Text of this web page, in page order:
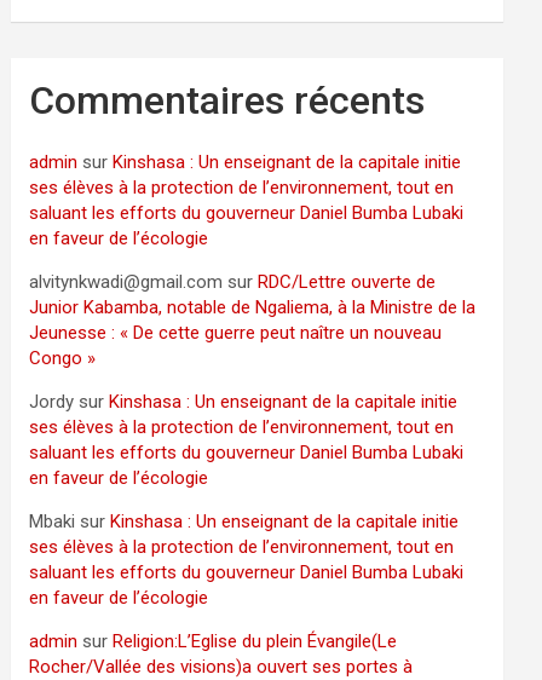
Commentaires récents
admin surKinshasa : Un enseignant de la capitale initie
ses élèves à la protection de l’environnement, tout en
saluant les efforts du gouverneur Daniel Bumba Lubaki
en faveur de l’écologie
alvitynkwadi@gmail.com surRDC/Lettre ouverte de
Junior Kabamba, notable de Ngaliema, à la Ministre de la
Jeunesse : « De cette guerre peut naître un nouveau
Congo »
Jordy surKinshasa : Un enseignant de la capitale initie
ses élèves à la protection de l’environnement, tout en
saluant les efforts du gouverneur Daniel Bumba Lubaki
en faveur de l’écologie
Mbaki surKinshasa : Un enseignant de la capitale initie
ses élèves à la protection de l’environnement, tout en
saluant les efforts du gouverneur Daniel Bumba Lubaki
en faveur de l’écologie
admin surReligion:L’Eglise du plein Évangile(Le
Rocher/Vallée des visions)a ouvert ses portes à